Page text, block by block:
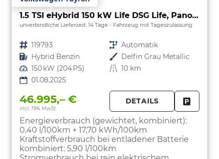
1.5 TSI eHybrid 150 kW Life DSG Life, Pano, HuD, AHK, LED-Plus, Navi, 18-Zoll, 5-J Garantie
unverbindliche Lieferzeit: 14 Tage Fahrzeug mit Tageszulassung
Fahrzeugnr. 119793 Getriebe Automatik
Kraftstoff Hybrid Benzin Außenfarbe Delfin Grau Metallic
Leistung 150 kW (204 PS) Kilometerstand 10 km
01.08.2025
46.995,– €
incl. 19% MwSt.
DETAILS
Energieverbrauch (gewichtet, kombiniert):
0,40 l/100km + 17,70 kWh/100km
Kraftstoffverbrauch bei entladener Batterie
kombiniert: 5,90 l/100km